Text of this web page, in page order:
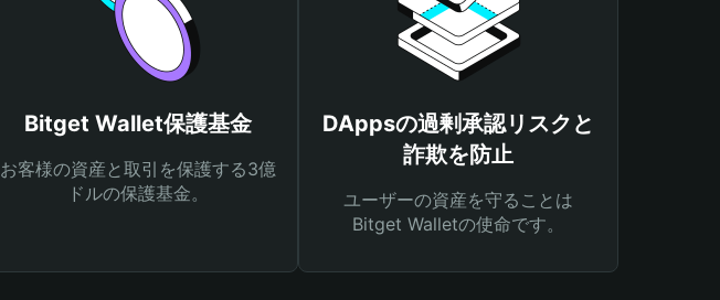
Bitget Wallet保護基金
お客様の資産と取引を保護する3億
ドルの保護基金。
DAppsの過剰承認リスクと
詐欺を防止
ユーザーの資産を守ることは
Bitget Walletの使命です。